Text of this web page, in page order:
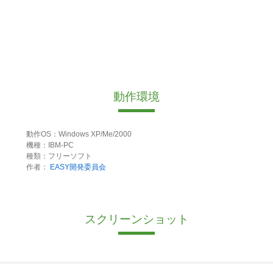
動作環境
動作OS：Windows XP/Me/2000
機種：IBM-PC
種類：フリーソフト
作者：
EASY開発委員会
スクリーンショット